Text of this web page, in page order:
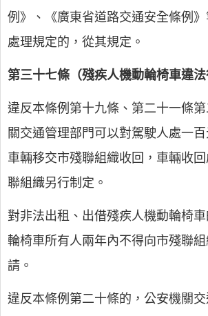
例》、《廣東省道路交通安全條例
處理規定的，從其規定。
第三十七條（殘疾人機動輪椅車違法
違反本條例第十九條、第二十一條
關交通管理部門可以對駕駛人處一
車輛移交市殘聯組織收回，車輛收
聯組織另行制定。
對非法出租、出借殘疾人機動輪椅
輪椅車所有人兩年內不得向市殘聯
請。
違反本條例第二十條的，公安機關